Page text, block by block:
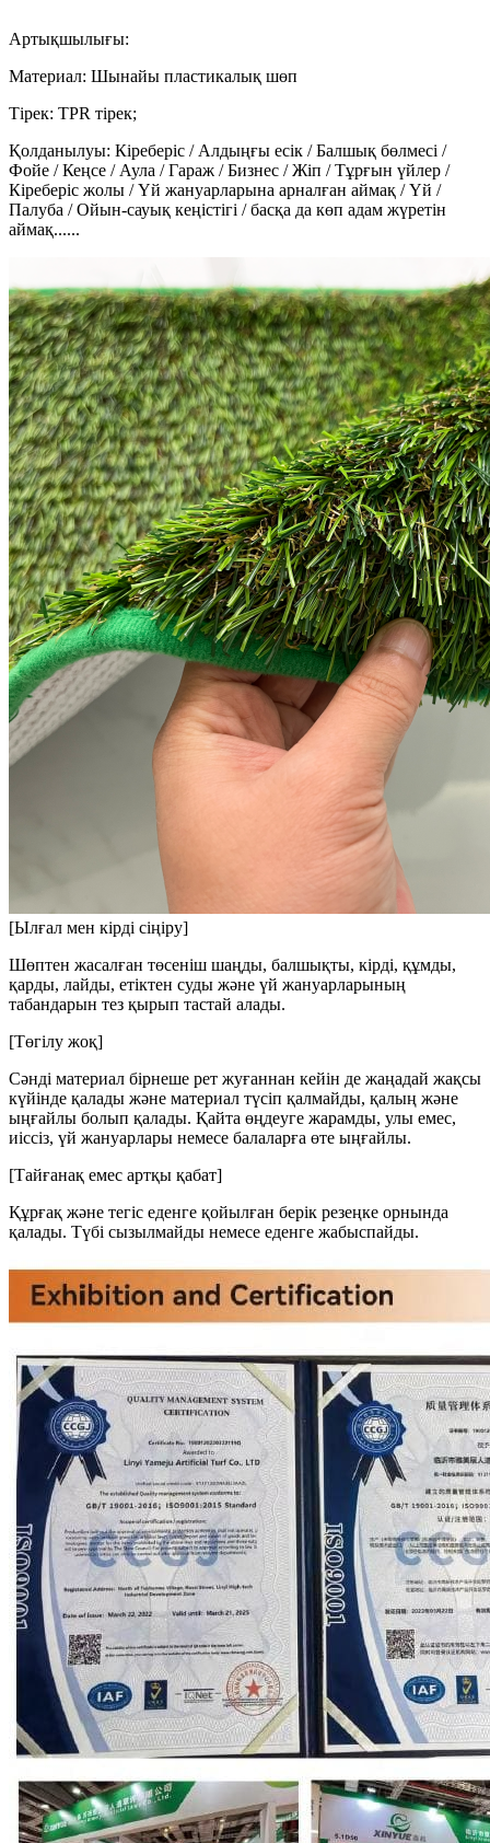
Артықшылығы:
Материал: Шынайы пластикалық шөп
Тірек: TPR тірек;
Қолданылуы: Кіреберіс / Алдыңғы есік / Балшық бөлмесі /
Фойе / Кеңсе / Аула / Гараж / Бизнес / Жіп / Тұрғын үйлер /
Кіреберіс жолы / Үй жануарларына арналған аймақ / Үй /
Палуба / Ойын-сауық кеңістігі / басқа да көп адам жүретін
аймақ......
[Ылғал мен кірді сіңіру]
Шөптен жасалған төсеніш шаңды, балшықты, кірді, құмды,
қарды, лайды, етіктен суды және үй жануарларының
табандарын тез қырып тастай алады.
[Төгілу жоқ]
Сәнді материал бірнеше рет жуғаннан кейін де жаңадай жақсы
күйінде қалады және материал түсіп қалмайды, қалың және
ыңғайлы болып қалады. Қайта өңдеуге жарамды, улы емес,
иіссіз, үй жануарлары немесе балаларға өте ыңғайлы.
[Тайғанақ емес артқы қабат]
Құрғақ және тегіс еденге қойылған берік резеңке орнында
қалады. Түбі сызылмайды немесе еденге жабыспайды.